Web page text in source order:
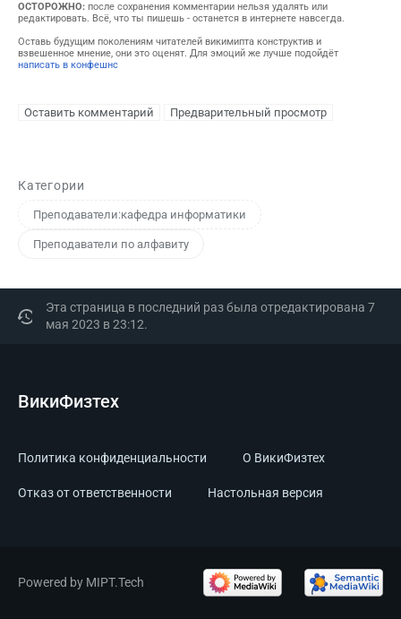
ОСТОРОЖНО: после сохранения комментарии нельзя удалять или
редактировать. Всё, что ты пишешь - останется в интернете навсегда.
Оставь будущим поколениям читателей викимипта конструктив и
взвешенное мнение, они это оценят. Для эмоций же лучше подойдёт
написать в конфешнс
Категории
Преподаватели:кафедра информатики
Преподаватели по алфавиту
Эта страница в последний раз была отредактирована 7
мая 2023 в 23:12.
ВикиФизтех
Политика конфиденциальности О ВикиФизтех
Отказ от ответственности Настольная версия
Powered by MIPT.Tech